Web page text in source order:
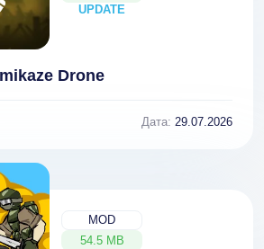
UPDATE
NEW
Drone
Дата: 29.07.2026
MOD
54.5 MB